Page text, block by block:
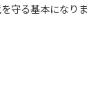
守る基本になりま